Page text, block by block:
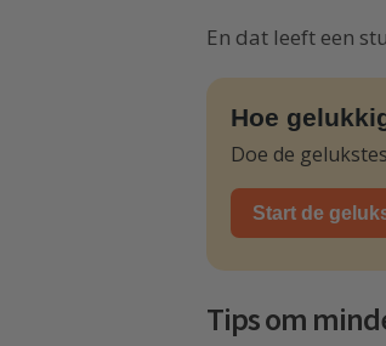
En dat leeft een
Hoe
Doe de
Start de
Tips om